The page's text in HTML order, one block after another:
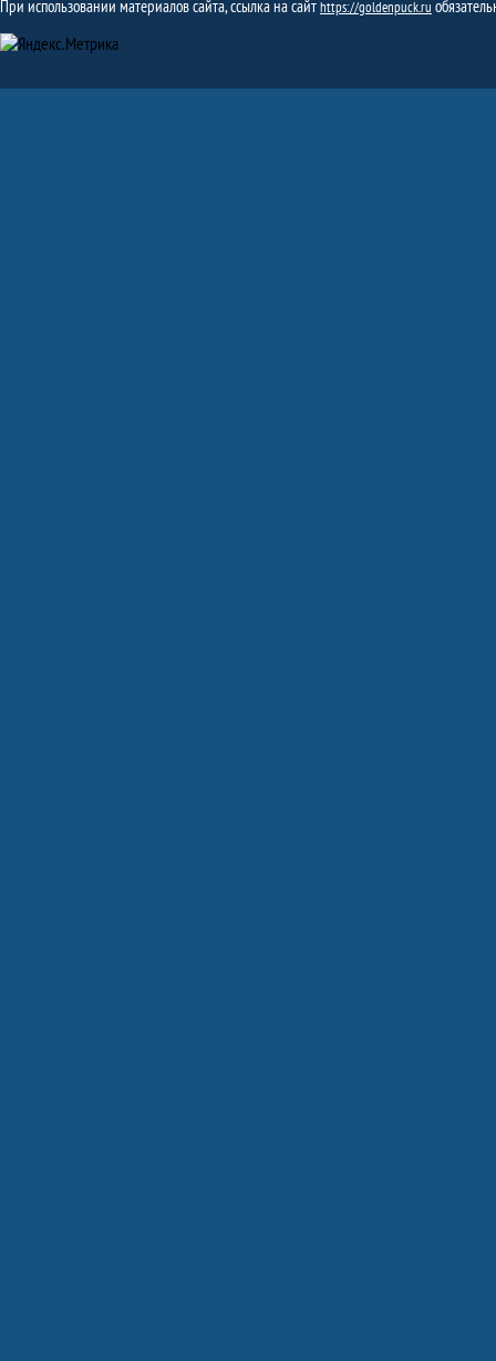
При использовании материалов сайта, ссылка на сайтhttps://goldenpuck.ru